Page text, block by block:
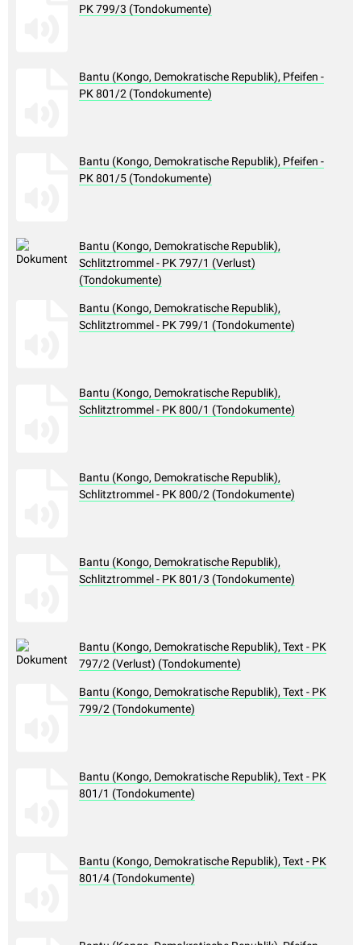
PK 799/3 (Tondokumente)
Bantu (Kongo, Demokratische Republik), Pfeifen -
PK 801/2 (Tondokumente)
Bantu (Kongo, Demokratische Republik), Pfeifen -
PK 801/5 (Tondokumente)
Bantu (Kongo, Demokratische Republik),
Schlitztrommel - PK 797/1 (Verlust)
(Tondokumente)
Bantu (Kongo, Demokratische Republik),
Schlitztrommel - PK 799/1 (Tondokumente)
Bantu (Kongo, Demokratische Republik),
Schlitztrommel - PK 800/1 (Tondokumente)
Bantu (Kongo, Demokratische Republik),
Schlitztrommel - PK 800/2 (Tondokumente)
Bantu (Kongo, Demokratische Republik),
Schlitztrommel - PK 801/3 (Tondokumente)
Bantu (Kongo, Demokratische Republik), Text - PK
797/2 (Verlust) (Tondokumente)
Bantu (Kongo, Demokratische Republik), Text - PK
799/2 (Tondokumente)
Bantu (Kongo, Demokratische Republik), Text - PK
801/1 (Tondokumente)
Bantu (Kongo, Demokratische Republik), Text - PK
801/4 (Tondokumente)